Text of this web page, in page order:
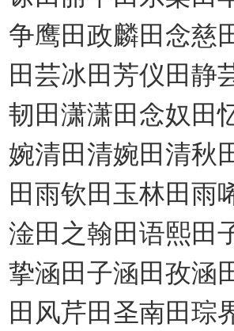
争鹰田政麟田念慈
田芸冰田芳仪田静
韧田潇潇田念奴田
婉清田清婉田清秋
田雨钦田玉林田雨
淦田之翰田语熙田
挚涵田子涵田孜涵
田风芹田圣南田琮